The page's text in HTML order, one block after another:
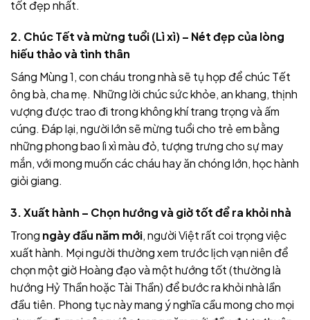
tốt đẹp nhất.
2. Chúc Tết và mừng tuổi (Lì xì) – Nét đẹp của lòng
hiếu thảo và tình thân
Sáng Mùng 1, con cháu trong nhà sẽ tụ họp để chúc Tết
ông bà, cha mẹ. Những lời chúc sức khỏe, an khang, thịnh
vượng được trao đi trong không khí trang trọng và ấm
cúng. Đáp lại, người lớn sẽ mừng tuổi cho trẻ em bằng
những phong bao lì xì màu đỏ, tượng trưng cho sự may
mắn, với mong muốn các cháu hay ăn chóng lớn, học hành
giỏi giang.
3. Xuất hành – Chọn hướng và giờ tốt để ra khỏi nhà
Trong ngày đầu năm mới, người Việt rất coi trọng việc
xuất hành. Mọi người thường xem trước lịch vạn niên để
chọn một giờ Hoàng đạo và một hướng tốt (thường là
hướng Hỷ Thần hoặc Tài Thần) để bước ra khỏi nhà lần
đầu tiên. Phong tục này mang ý nghĩa cầu mong cho mọi